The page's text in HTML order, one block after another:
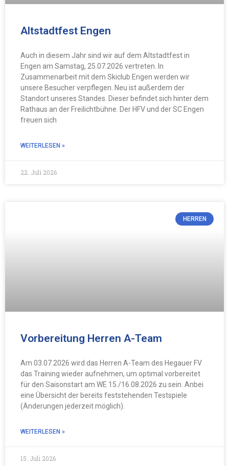
Altstadtfest Engen
Auch in diesem Jahr sind wir auf dem Altstadtfest in
Engen am Samstag, 25.07.2026 vertreten. In
Zusammenarbeit mit dem Skiclub Engen werden wir
unsere Besucher verpflegen. Neu ist außerdem der
Standort unseres Standes. Dieser befindet sich hinter dem
Rathaus an der Freilichtbühne. Der HFV und der SC Engen
freuen sich
WEITERLESEN »
22. Juli 2026
HERREN
Vorbereitung Herren A-Team
Am 03.07.2026 wird das Herren A-Team des Hegauer FV
das Training wieder aufnehmen, um optimal vorbereitet
für den Saisonstart am WE 15./16.08.2026 zu sein. Anbei
eine Übersicht der bereits feststehenden Testspiele
(Änderungen jederzeit möglich).
WEITERLESEN »
15. Juli 2026